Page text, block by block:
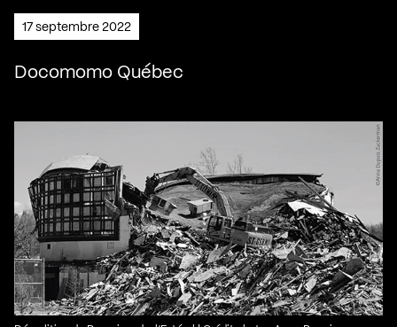
17 septembre 2022
Docomomo Québec